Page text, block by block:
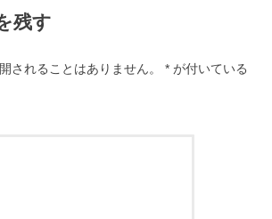
残す
されることはありません。 * が付いている